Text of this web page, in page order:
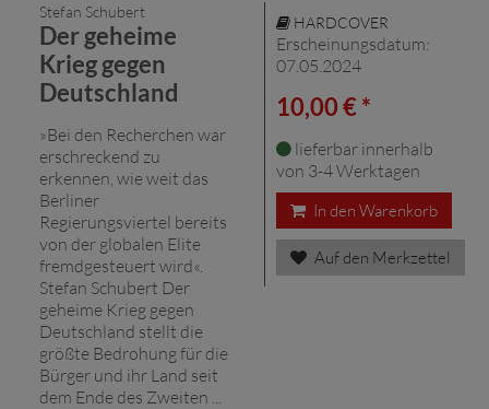
Stefan Schubert
Der geheime
Krieg gegen
Deutschland
»Bei den Recherchen war
erschreckend zu
erkennen, wie weit das
Berliner
Regierungsviertel bereits
von der globalen Elite
fremdgesteuert wird«.
Stefan Schubert Der
geheime Krieg gegen
Deutschland stellt die
größte Bedrohung für die
Bürger und ihr Land seit
dem Ende des Zweiten ...
HARDCOVER
Erscheinungsdatum:
07.05.2024
10,00 € *
lieferbar innerhalb
von 3-4 Werktagen
In den Warenkorb
Auf den Merkzettel